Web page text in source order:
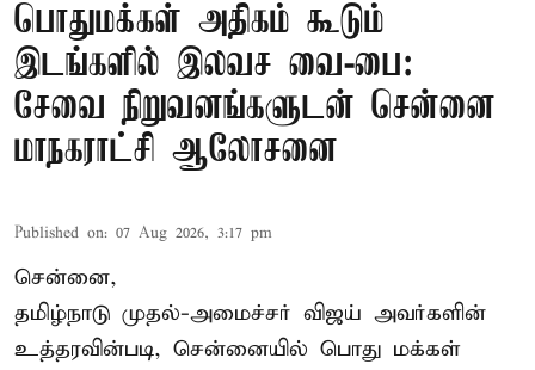
பொதுமக்கள் அதிகம் கூடும்
இடங்களில் இலவச வை-பை:
சேவை நிறுவனங்களுடன் சென்னை
மாநகராட்சி ஆலோசனை
Published on: 07 Aug 2026, 3:17 pm
சென்னை,
தமிழ்நாடு முதல்-அமைச்சர் விஜய் அவர்களின்
உத்தரவின்படி, சென்னையில் பொது மக்கள்